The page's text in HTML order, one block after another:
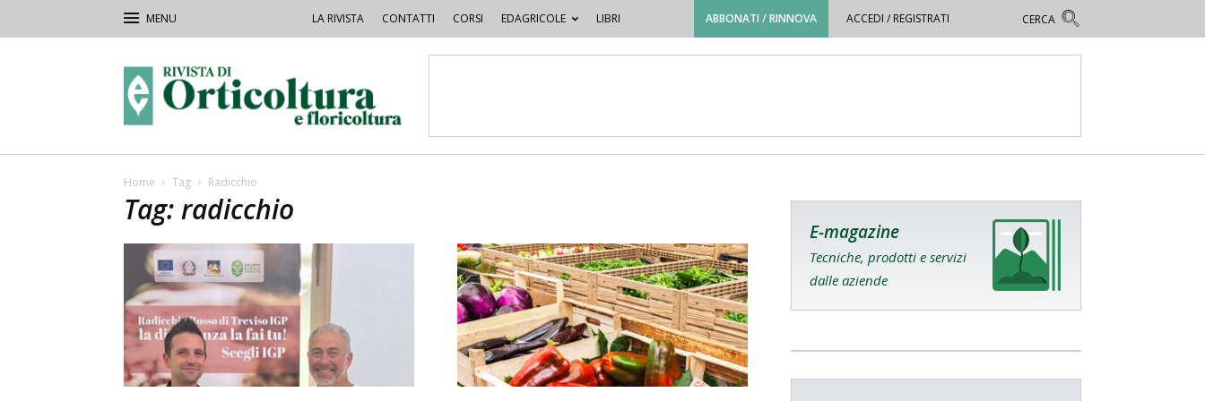
LA RIVISTA CONTATTI CORSI EDAGRICOLE LIBRI ABBONATI / RINNOVA ACCEDI / REGISTRATI
Orticoltura
Home Tag Radicchio
Tag: radicchio
E-magazine
Tecniche, prodotti e servizi
dalle aziende